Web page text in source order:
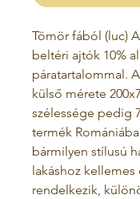
Tömör fából (luc)
beltéri ajtók 10%
páratartalommal.
külső mérete
szélessége pedig
termék
bármilyen stílusú
lakáshoz kellemes
rendelkezik,